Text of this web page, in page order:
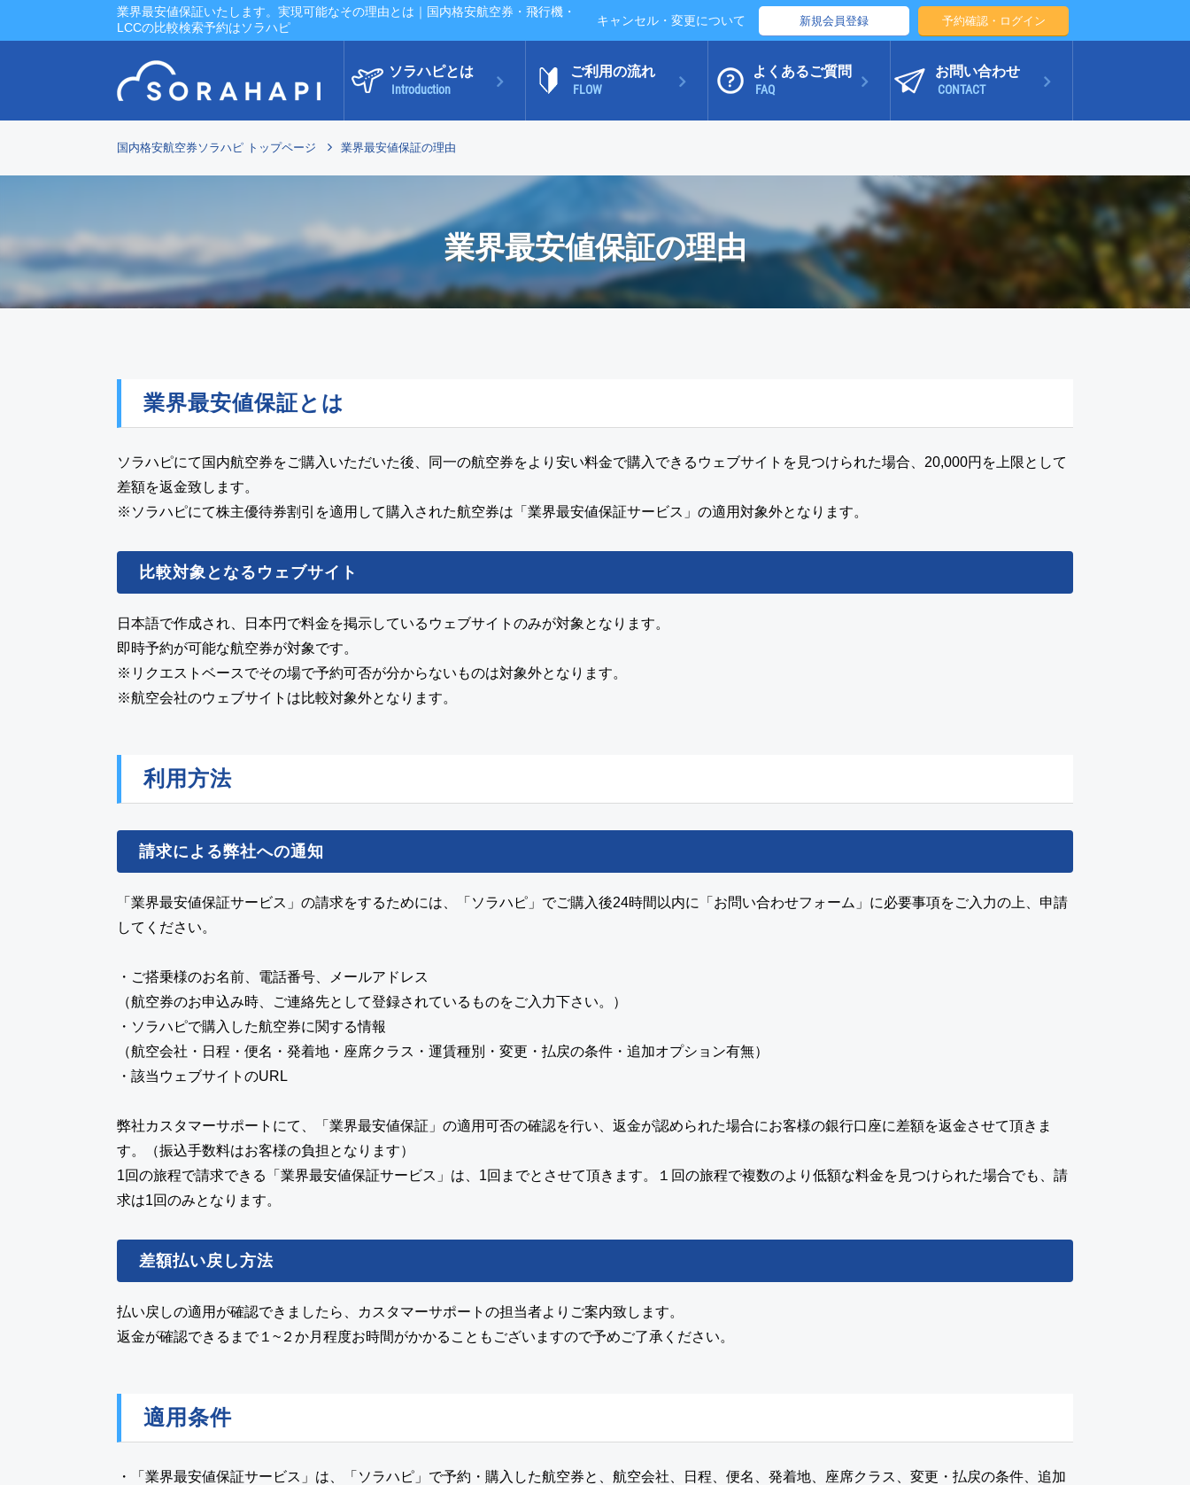
業界最安値保証いたします。実現可能なその理由とは｜国内格安航空券・飛行機・
LCCの比較検索予約はソラハピ
キャンセル・変更について 新規会員登録 予約確認・ログイン
ソラハピとは
Introduction
ご利用の流れ
FLOW
よくあるご質問
FAQ
お問い合わせ
CONTACT
国内格安航空券ソラハピ トップページ 業界最安値保証の理由
業界最安値保証の理由
業界最安値保証とは
ソラハピにて国内航空券をご購入いただいた後、同一の航空券をより安い料金で購入できるウェブサイトを見つけられた場合、20,000円を上限として
差額を返金致します。
※ソラハピにて株主優待券割引を適用して購入された航空券は「業界最安値保証サービス」の適用対象外となります。
比較対象となるウェブサイト
日本語で作成され、日本円で料金を掲示しているウェブサイトのみが対象となります。
即時予約が可能な航空券が対象です。
※リクエストベースでその場で予約可否が分からないものは対象外となります。
※航空会社のウェブサイトは比較対象外となります。
利用方法
請求による弊社への通知
「業界最安値保証サービス」の請求をするためには、「ソラハピ」でご購入後24時間以内に「お問い合わせフォーム」に必要事項をご入力の上、申請
してください。
・ご搭乗様のお名前、電話番号、メールアドレス
（航空券のお申込み時、ご連絡先として登録されているものをご入力下さい。）
・ソラハピで購入した航空券に関する情報
（航空会社・日程・便名・発着地・座席クラス・運賃種別・変更・払戻の条件・追加オプション有無）
・該当ウェブサイトのURL
弊社カスタマーサポートにて、「業界最安値保証」の適用可否の確認を行い、返金が認められた場合にお客様の銀行口座に差額を返金させて頂きま
す。（振込手数料はお客様の負担となります）
1回の旅程で請求できる「業界最安値保証サービス」は、1回までとさせて頂きます。１回の旅程で複数のより低額な料金を見つけられた場合でも、請
求は1回のみとなります。
差額払い戻し方法
払い戻しの適用が確認できましたら、カスタマーサポートの担当者よりご案内致します。
返金が確認できるまで１~２か月程度お時間がかかることもございますので予めご了承ください。
適用条件
・「業界最安値保証サービス」は、「ソラハピ」で予約・購入した航空券と、航空会社、日程、便名、発着地、座席クラス、変更・払戻の条件、追加